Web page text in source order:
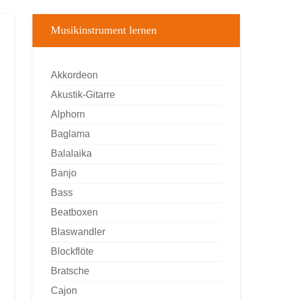
Musikinstrument lernen
Akkordeon
Akustik-Gitarre
Alphorn
Baglama
Balalaika
Banjo
Bass
Beatboxen
Blaswandler
Blockflöte
Bratsche
Cajon